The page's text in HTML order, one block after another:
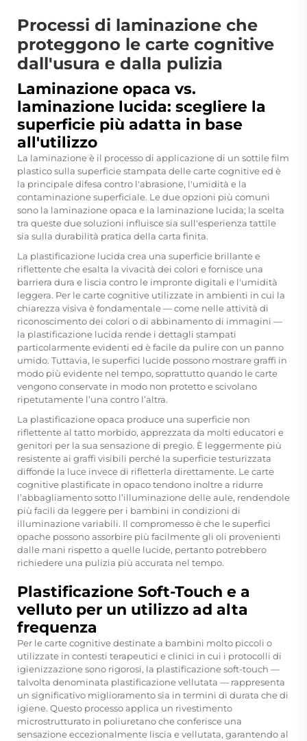
Processi di laminazione che
proteggono le carte cognitive
dall'usura e dalla pulizia
Laminazione opaca vs.
laminazione lucida: scegliere la
superficie più adatta in base
all'utilizzo
La laminazione è il processo di applicazione di un sottile film
plastico sulla superficie stampata delle carte cognitive ed è
la principale difesa contro l'abrasione, l'umidità e la
contaminazione superficiale. Le due opzioni più comuni
sono la laminazione opaca e la laminazione lucida; la scelta
tra queste due soluzioni influisce sia sull'esperienza tattile
sia sulla durabilità pratica della carta finita.
La plastificazione lucida crea una superficie brillante e
riflettente che esalta la vivacità dei colori e fornisce una
barriera dura e liscia contro le impronte digitali e l'umidità
leggera. Per le carte cognitive utilizzate in ambienti in cui la
chiarezza visiva è fondamentale — come nelle attività di
riconoscimento dei colori o di abbinamento di immagini —
la plastificazione lucida rende i dettagli stampati
particolarmente evidenti ed è facile da pulire con un panno
umido. Tuttavia, le superfici lucide possono mostrare graffi in
modo più evidente nel tempo, soprattutto quando le carte
vengono conservate in modo non protetto e scivolano
ripetutamente l’una contro l’altra.
La plastificazione opaca produce una superficie non
riflettente al tatto morbido, apprezzata da molti educatori e
genitori per la sua sensazione di pregio. È leggermente più
resistente ai graffi visibili perché la superficie testurizzata
diffonde la luce invece di rifletterla direttamente. Le carte
cognitive plastificate in opaco tendono inoltre a ridurre
l’abbagliamento sotto l’illuminazione delle aule, rendendole
più facili da leggere per i bambini in condizioni di
illuminazione variabili. Il compromesso è che le superfici
opache possono assorbire più facilmente gli oli provenienti
dalle mani rispetto a quelle lucide, pertanto potrebbero
richiedere una pulizia più accurata nel tempo.
Plastificazione Soft-Touch e a
velluto per un utilizzo ad alta
frequenza
Per le carte cognitive destinate a bambini molto piccoli o
utilizzate in contesti terapeutici e clinici in cui i protocolli di
igienizzazione sono rigorosi, la plastificazione soft-touch —
talvolta denominata plastificazione vellutata — rappresenta
un significativo miglioramento sia in termini di durata che di
igiene. Questo processo applica un rivestimento
microstrutturato in poliuretano che conferisce una
sensazione eccezionalmente liscia e vellutata, garantendo al